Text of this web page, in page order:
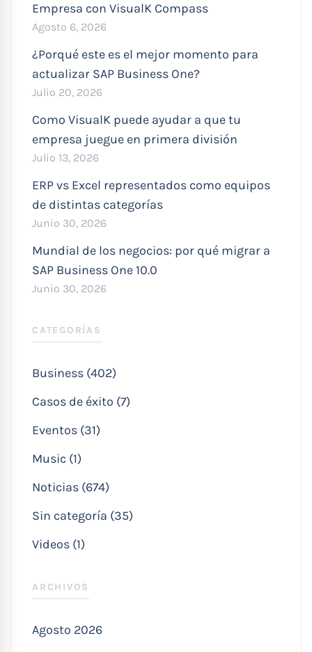
Empresa con VisualK Compass
Agosto 6, 2026
¿Porqué este es el mejor momento para
actualizar SAP Business One?
Julio 20, 2026
Como VisualK puede ayudar a que tu
empresa juegue en primera división
Julio 13, 2026
ERP vs Excel representados como equipos
de distintas categorías
Junio 30, 2026
Mundial de los negocios: por qué migrar a
SAP Business One 10.0
Junio 30, 2026
CATEGORÍAS
Business (402)
Casos de éxito (7)
Eventos (31)
Music (1)
Noticias (674)
Sin categoría (35)
Videos (1)
ARCHIVOS
Agosto 2026